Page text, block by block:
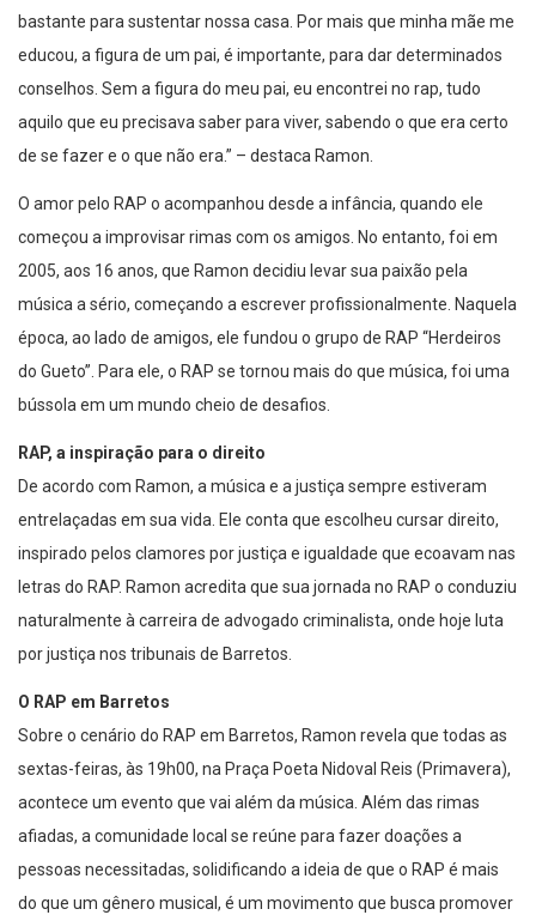
bastante para sustentar nossa casa. Por mais que minha mãe me
educou, a figura de um pai, é importante, para dar determinados
conselhos. Sem a figura do meu pai, eu encontrei no rap, tudo
aquilo que eu precisava saber para viver, sabendo o que era certo
de se fazer e o que não era.” – destaca Ramon.
O amor pelo RAP o acompanhou desde a infância, quando ele
começou a improvisar rimas com os amigos. No entanto, foi em
2005, aos 16 anos, que Ramon decidiu levar sua paixão pela
música a sério, começando a escrever profissionalmente. Naquela
época, ao lado de amigos, ele fundou o grupo de RAP “Herdeiros
do Gueto”. Para ele, o RAP se tornou mais do que música, foi uma
bússola em um mundo cheio de desafios.
RAP, a inspiração para o direito
De acordo com Ramon, a música e a justiça sempre estiveram
entrelaçadas em sua vida. Ele conta que escolheu cursar direito,
inspirado pelos clamores por justiça e igualdade que ecoavam nas
letras do RAP. Ramon acredita que sua jornada no RAP o conduziu
naturalmente à carreira de advogado criminalista, onde hoje luta
por justiça nos tribunais de Barretos.
O RAP em Barretos
Sobre o cenário do RAP em Barretos, Ramon revela que todas as
sextas-feiras, às 19h00, na Praça Poeta Nidoval Reis (Primavera),
acontece um evento que vai além da música. Além das rimas
afiadas, a comunidade local se reúne para fazer doações a
pessoas necessitadas, solidificando a ideia de que o RAP é mais
do que um gênero musical, é um movimento que busca promover